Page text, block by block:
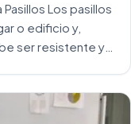
Los pasillos
o edificio y,
ser resistente y